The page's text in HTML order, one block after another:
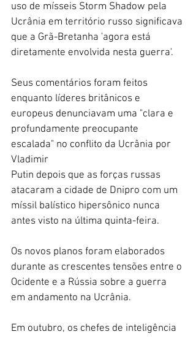
uso de mísseis Storm Shadow pela
Ucrânia em território russo significava
que a Grã-Bretanha 'agora está
diretamente envolvida nesta guerra'.
Seus comentários foram feitos
enquanto líderes britânicos e
europeus denunciavam uma "clara e
profundamente preocupante
escalada" no conflito da Ucrânia por
Vladimir
Putin depois que as forças russas
atacaram a cidade de Dnipro com um
míssil balístico hipersônico nunca
antes visto na última quinta-feira.
Os novos planos foram elaborados
durante as crescentes tensões entre o
Ocidente e a Rússia sobre a guerra
em andamento na Ucrânia.
Em outubro, os chefes de inteligência